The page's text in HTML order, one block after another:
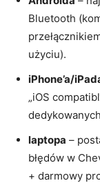
Bluetooth
użyciu).
iPhone’a/
„iOS
laptopa –
błędów w
+ darmowy